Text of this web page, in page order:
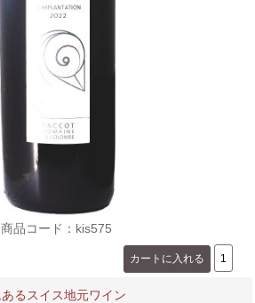
商品コード：kis575
るスイス地元ワイン